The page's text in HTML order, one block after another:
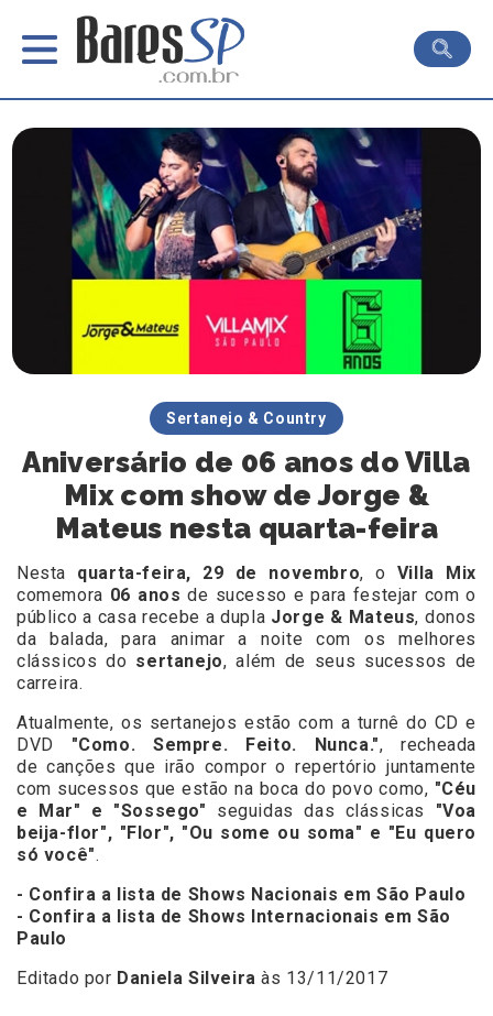
Sertanejo & Country
Aniversário de 06 anos do Villa
Mix com show de Jorge &
Mateus nesta quarta-feira
Nesta quarta-feira, 29 de novembro, o Villa Mix
comemora 06 anosde sucesso e para festejar com o
público a casa recebe a dupla Jorge & Mateus, donos
da balada, para animar a noite com os melhores
clássicos do sertanejo, além de seus sucessos de
carreira.
Atualmente, os sertanejos estão com a turnê do CD e
DVD "Como. Sempre. Feito. Nunca.", recheada
de canções que irão compor o repertório juntamente
com sucessos que estão na boca do povo como, "Céu
e Mar" e "Sossego" seguidas das clássicas "Voa
beija-flor", "Flor", "Ou some ou soma" e "Eu quero
só você".
- Confira a lista de Shows Nacionais em São Paulo
- Confira a lista de Shows Internacionais em São
Paulo
Editado por Daniela Silveira às 13/11/2017